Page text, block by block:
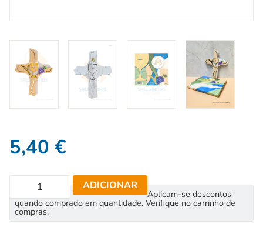
5,40 €
ADICIONAR
Aplicam-se descontos
quando comprado em quantidade. Verifique no carrinho de
compras.